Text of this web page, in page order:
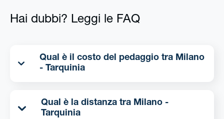
Hai dubbi? Leggi le FAQ
Qual è il costo del pedaggio tra Milano
- Tarquinia
Qual è la distanza tra Milano -
Tarquinia